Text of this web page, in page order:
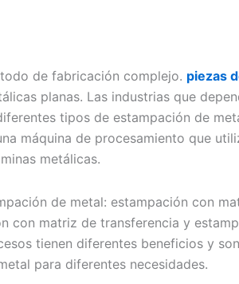
de fabricación complejo. piezas
planas. Las industrias que
tipos de estampación de
máquina de procesamiento que
metálicas.
de metal: estampación con
con matriz de transferencia y
tienen diferentes beneficios y
para diferentes necesidades.